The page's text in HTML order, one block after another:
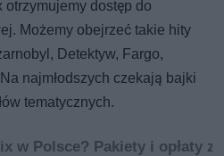
dostęp do
Możemy obejrzeć takie hity
Detektyw, Fargo,
najmłodszych czekają bajki
tematycznych.
w Polsce? Pakiety i opłaty